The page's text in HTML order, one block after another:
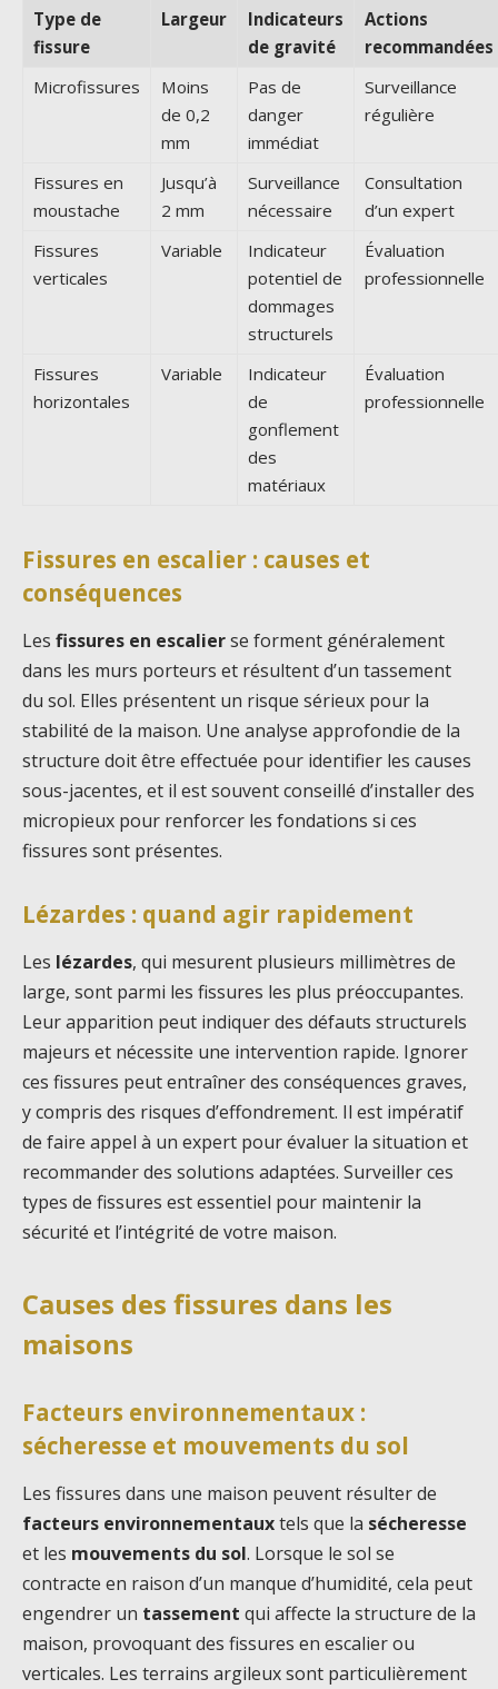
Type de
fissure
Largeur
Indicateurs
de gravité
Actions
recommandées
Microfissures
Moins
de 0,2
mm
Pas de
danger
immédiat
Surveillance
régulière
Fissures en
moustache
Jusqu’à
2 mm
Surveillance
nécessaire
Consultation
d’un expert
Fissures
verticales
Variable
Indicateur
potentiel de
dommages
structurels
Évaluation
professionnelle
Fissures
horizontales
Variable
Indicateur
de
gonflement
des
matériaux
Évaluation
professionnelle
Fissures en escalier : causes et
conséquences
Les fissures en escalierse forment généralement
dans les murs porteurs et résultent d’un tassement
du sol. Elles présentent un risque sérieux pour la
stabilité de la maison. Une analyse approfondie de la
structure doit être effectuée pour identifier les causes
sous-jacentes, et il est souvent conseillé d’installer des
micropieux pour renforcer les fondations si ces
fissures sont présentes.
Lézardes : quand agir rapidement
Les lézardes, qui mesurent plusieurs millimètres de
large, sont parmi les fissures les plus préoccupantes.
Leur apparition peut indiquer des défauts structurels
majeurs et nécessite une intervention rapide. Ignorer
ces fissures peut entraîner des conséquences graves,
y compris des risques d’effondrement. Il est impératif
de faire appel à un expert pour évaluer la situation et
recommander des solutions adaptées. Surveiller ces
types de fissures est essentiel pour maintenir la
sécurité et l’intégrité de votre maison.
Causes des fissures dans les
maisons
Facteurs environnementaux :
sécheresse et mouvements du sol
Les fissures dans une maison peuvent résulter de
facteurs environnementauxtels que la sécheresse
et les mouvements du sol. Lorsque le sol se
contracte en raison d’un manque d’humidité, cela peut
engendrer un tassement qui affecte la structure de la
maison, provoquant des fissures en escalier ou
verticales. Les terrains argileux sont particulièrement